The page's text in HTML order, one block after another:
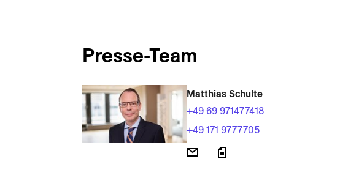
Presse-Team
Matthias Schulte
+49 69 971477418
+49 171 9777705